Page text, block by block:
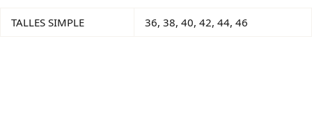
TALLES SIMPLE 36, 38, 40, 42, 44, 46